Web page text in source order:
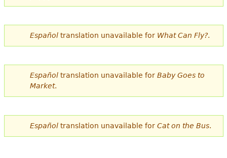
Españoltranslation unavailable for What Can Fly?.
Españoltranslation unavailable for Baby Goes to
Market.
Españoltranslation unavailable for Cat on the Bus.